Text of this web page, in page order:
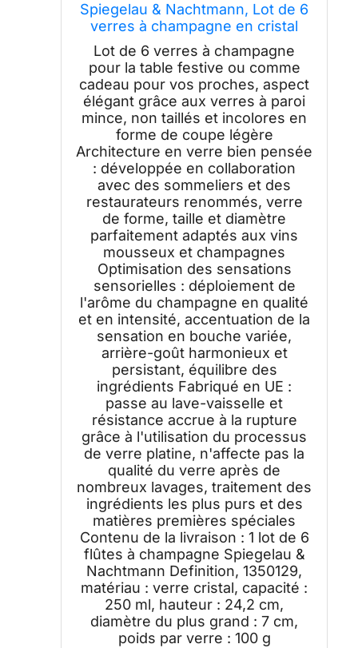
Spiegelau & Nachtmann, Lot de 6
verres à champagne en cristal
250 ml définition 1350129
Lot de 6 verres à champagne
pour la table festive ou comme
cadeau pour vos proches, aspect
élégant grâce aux verres à paroi
mince, non taillés et incolores en
forme de coupe légère
Architecture en verre bien pensée
: développée en collaboration
avec des sommeliers et des
restaurateurs renommés, verre
de forme, taille et diamètre
parfaitement adaptés aux vins
mousseux et champagnes
Optimisation des sensations
sensorielles : déploiement de
l'arôme du champagne en qualité
et en intensité, accentuation de la
sensation en bouche variée,
arrière-goût harmonieux et
persistant, équilibre des
ingrédients Fabriqué en UE :
passe au lave-vaisselle et
résistance accrue à la rupture
grâce à l'utilisation du processus
de verre platine, n'affecte pas la
qualité du verre après de
nombreux lavages, traitement des
ingrédients les plus purs et des
matières premières spéciales
Contenu de la livraison : 1 lot de 6
flûtes à champagne Spiegelau &
Nachtmann Definition, 1350129,
matériau : verre cristal, capacité :
250 ml, hauteur : 24,2 cm,
diamètre du plus grand : 7 cm,
poids par verre : 100 g